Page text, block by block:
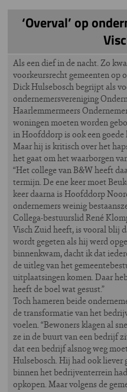
‘Overval’ op
Als een dief in de nacht. Zo
voorkeursrecht gemeenten op
Dick Hulsebosch begrijpt als
ondernemersvereniging
Haarlemmermeers
woningen moeten worden
in Hoofddorp is ook een
Maar hij is kritisch over het
het gaat om het waarborgen
“Het college van B&W heeft
termijn. De ene keer moet
keer daarna is Hoofddorp
ondernemers weinig
Collega-bestuurslid René
Visch Zuid heeft, is vooral blij
wordt gegeten als hij werd
binnenkwam, dacht ik dat
de uitleg van het
uitplaatsingen komen. Daar
heeft de boel wat gesust.”
Toch hameren beide
de transformatie van het
voelen. “Bewoners klagen al
ze in de buurt van een bedrijf
dat een bedrijf alsnog weg
Hulsebosch. Hij had ook liever
binnen het bedrijventerrein
opkopen. Maar volgens de